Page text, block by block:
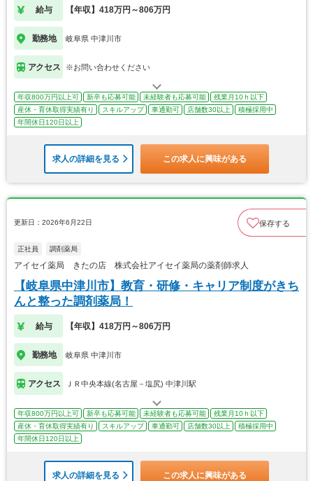
給与 【年収】418万円～806万円
勤務地 岐阜県 中津川市
アクセス ※お問い合わせください
年収800万円以上可 新卒も応募可能 未経験者も応募可能
残業月10ｈ以下
産休・育休取得実績有り
スキルアップ 車通勤可 店舗数30以上
積極採用中
年間休日120日以上
求人の詳細を見る この求人に興味がある
更新日：2026年6月22日 保存する
正社員 調剤薬局
アイセイ薬局 きたの店 株式会社アイセイ薬局の薬剤師求人
【岐阜県中津川市】教育・研修・キャリア制度がきち
んと整った調剤薬局！
給与 【年収】418万円～806万円
勤務地 岐阜県 中津川市
アクセス ＪＲ中央本線(名古屋－塩尻) 中津川駅
年収800万円以上可 新卒も応募可能 未経験者も応募可能
残業月10ｈ以下
産休・育休取得実績有り
スキルアップ 車通勤可 店舗数30以上
積極採用中
年間休日120日以上
求人の詳細を見る この求人に興味がある